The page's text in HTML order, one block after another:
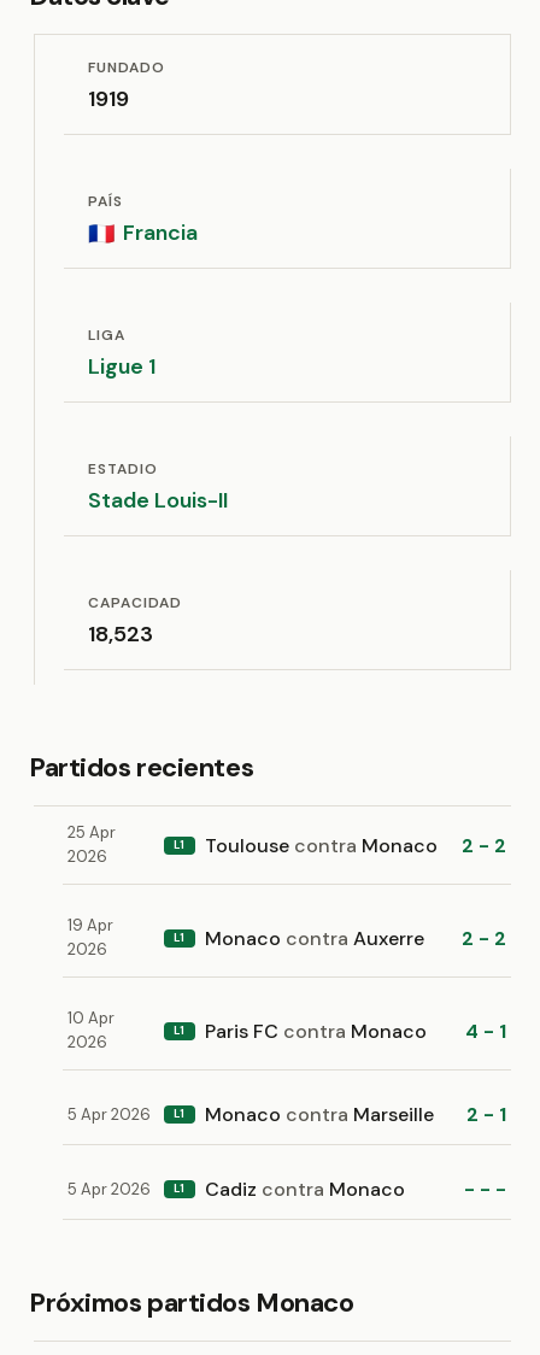
FUNDADO
1919
PAÍS
🇫🇷 Francia
LIGA
Ligue 1
ESTADIO
Stade Louis-II
CAPACIDAD
18,523
Partidos recientes
25 Apr
2026
L1 Toulouse contra Monaco 2 - 2
19 Apr
2026
L1 Monaco contra Auxerre 2 - 2
10 Apr
2026
L1 Paris FC contra Monaco 4 - 1
5 Apr 2026 L1 Monaco contra Marseille 2 - 1
5 Apr 2026 L1 Cadiz contra Monaco - - -
Próximos partidos Monaco